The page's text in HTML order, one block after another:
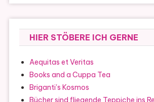
HIER STÖBERE ICH GERNE
Aequitas et Veritas
Books and a Cuppa Tea
Briganti's Kosmos
Bücher sind fliegende Teppiche ins